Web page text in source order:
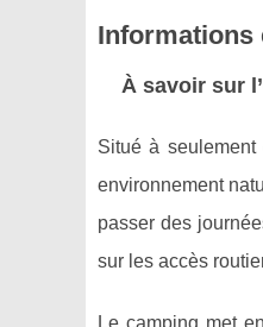
Informations
À savoir sur
Situé à
environnement
passer des
sur les accès
Le camping met